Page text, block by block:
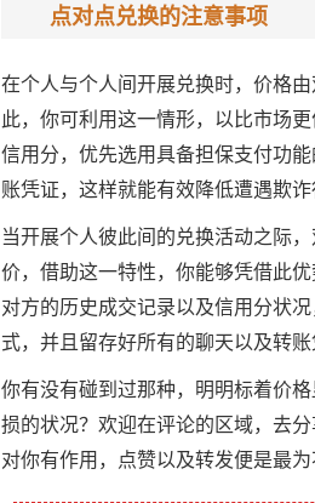
点对点兑换的注意事项
在个人与个人间开展兑换时，价格
此，你可利用这一情形，以比市场
信用分，优先选用具备担保支付功
账凭证，这样就能有效降低遭遇欺诈
当开展个人彼此间的兑换活动之际
价，借助这一特性，你能够凭借此
对方的历史成交记录以及信用分状
式，并且留存好所有的聊天以及转
你有没有碰到过那种，明明标着价
损的状况？欢迎在评论的区域，去
对你有作用，点赞以及转发便是最为